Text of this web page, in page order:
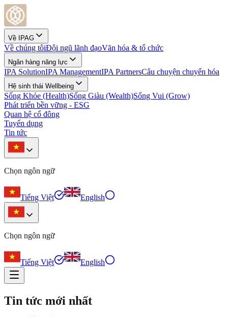
Về IPAG
Về chúng tôiĐội ngũ lãnh đạoVăn hóa & tổ chức
Ngân hàng năng lực
IPA SolutionIPA ManagementIPA PartnersCâu chuyện chuyển hóa
Hệ sinh thái Wellbeing
Sống Khỏe (Health)Sống Giàu (Wealth)Sống Vui (Grow)
Phát triển bền vững - ESG
Quan hệ cổ đông
Tuyển dụng
Tin tức
Chọn ngôn ngữ
Tiếng Việt English
Chọn ngôn ngữ
Tiếng Việt English
Tin tức mới nhất